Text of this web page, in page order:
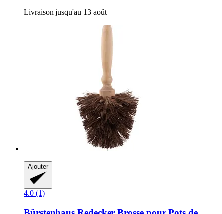
Livraison jusqu'au 13 août
Ajouter
4.0 (1)